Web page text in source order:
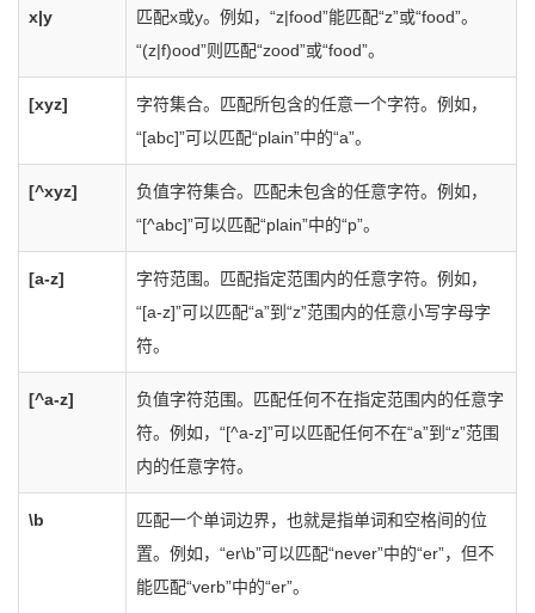
x|y
匹配x或y。例如，“z|food”能匹配“z”或“food”。
“(z|f)ood”则匹配“zood”或“food”。
[xyz]
字符集合。匹配所包含的任意一个字符。例如，
“[abc]”可以匹配“plain”中的“a”。
[^xyz]
负值字符集合。匹配未包含的任意字符。例如，
“[^abc]”可以匹配“plain”中的“p”。
[a-z]
字符范围。匹配指定范围内的任意字符。例如，
“[a-z]”可以匹配“a”到“z”范围内的任意小写字母字
符。
[^a-z]
负值字符范围。匹配任何不在指定范围内的任意字
符。例如，“[^a-z]”可以匹配任何不在“a”到“z”范围
内的任意字符。
\b
匹配一个单词边界，也就是指单词和空格间的位
置。例如，“er\b”可以匹配“never”中的“er”，但不
能匹配“verb”中的“er”。